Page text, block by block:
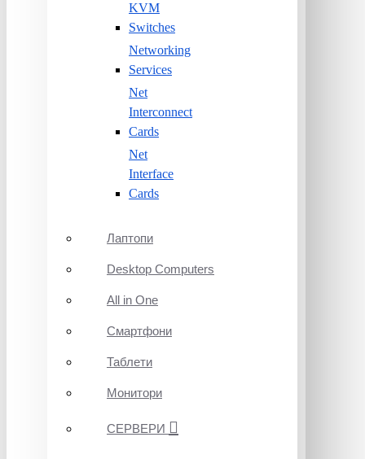
KVM
Switches
Networking
Services
Net
Interconnect
Cards
Net
Interface
Cards
Лаптопи
Desktop Computers
All in One
Смартфони
Таблети
Монитори
СЕРВЕРИ